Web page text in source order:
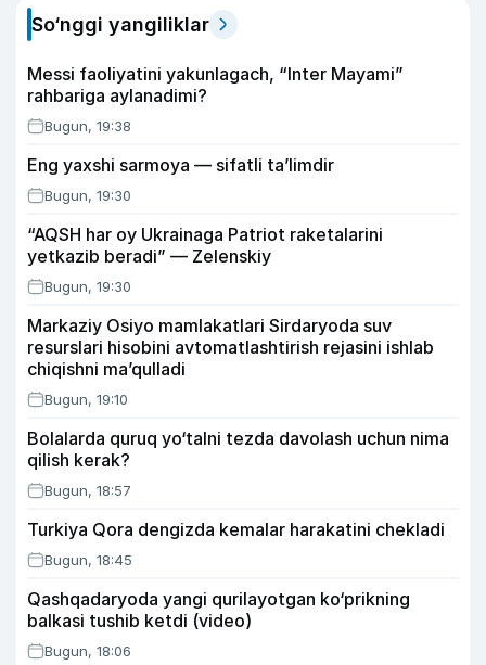
So‘nggi yangiliklar
Messi faoliyatini yakunlagach, “Inter Mayami”
rahbariga aylanadimi?
Bugun, 19:38
Eng yaxshi sarmoya — sifatli ta’limdir
Bugun, 19:30
“AQSH har oy Ukrainaga Patriot raketalarini
yetkazib beradi” — Zelenskiy
Bugun, 19:30
Markaziy Osiyo mamlakatlari Sirdaryoda suv
resurslari hisobini avtomatlashtirish rejasini ishlab
chiqishni ma’qulladi
Bugun, 19:10
Bolalarda quruq yo‘talni tezda davolash uchun nima
qilish kerak?
Bugun, 18:57
Turkiya Qora dengizda kemalar harakatini chekladi
Bugun, 18:45
Qashqadaryoda yangi qurilayotgan ko‘prikning
balkasi tushib ketdi (video)
Bugun, 18:06